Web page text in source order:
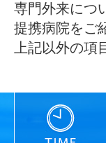
専門外来につ
提携病院をご
上記以外の